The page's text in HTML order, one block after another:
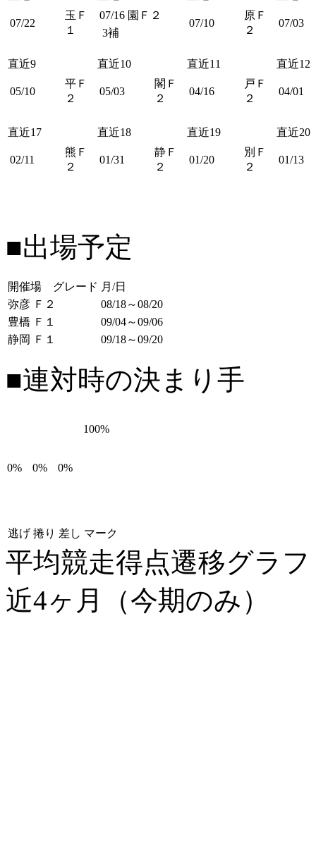
07/22
玉Ｆ
１
07/16 園Ｆ２
3補
07/10
原Ｆ
２
07/03
直近9 直近10 直近11 直近12
05/10
平Ｆ
２
05/03
閣Ｆ
２
04/16
戸Ｆ
２
04/01
直近17 直近18 直近19 直近20
02/11
熊Ｆ
２
01/31
静Ｆ
２
01/20
別Ｆ
２
01/13
■出場予定
開催場 グレード 月/日
弥彦 Ｆ２
08/18～08/20
豊橋 Ｆ１
09/04～09/06
静岡 Ｆ１
09/18～09/20
■連対時の決まり手
0% 0% 0%
100%
逃げ 捲り 差し マーク
平均競走得点遷移グラ
近4ヶ月（今期のみ）